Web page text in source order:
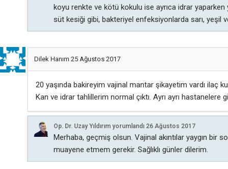
koyu renkte ve kötü kokulu ise ayrıca idrar
süt kesiği gibi, bakteriyel enfeksiyonlarda sarı, yeşil
Dilek Hanım 25 Ağustos 2017
20 yaşında bakireyim vajinal mantar şikayetim vardı ilaç
Kan ve idrar tahlillerim normal çıktı. Ayrı ayrı hastanelere
Op. Dr. Uzay Yıldırım yorumlandı 26 Ağustos 2017
Merhaba, geçmiş olsun. Vajinal akıntılar yaygın bir
muayene etmem gerekir. Sağlıklı günler dilerim.